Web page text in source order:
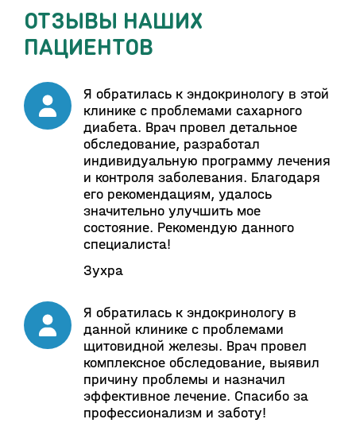
ОТЗЫВЫ НАШИХ
ПАЦИЕНТОВ
Я обратилась к эндокринологу в этой
клинике с проблемами сахарного
диабета. Врач провел детальное
обследование, разработал
индивидуальную программу лечения
и контроля заболевания. Благодаря
его рекомендациям, удалось
значительно улучшить мое
состояние. Рекомендую данного
специалиста!
Зухра
Я обратилась к эндокринологу в
данной клинике с проблемами
щитовидной железы. Врач провел
комплексное обследование, выявил
причину проблемы и назначил
эффективное лечение. Спасибо за
профессионализм и заботу!